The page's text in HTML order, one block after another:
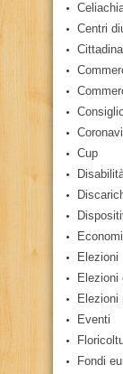
Centri
Cup
Elezioni
Elezioni
Elezioni
Eventi
Fondi